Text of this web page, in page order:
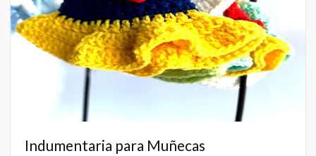
Indumentaria para Muñecas